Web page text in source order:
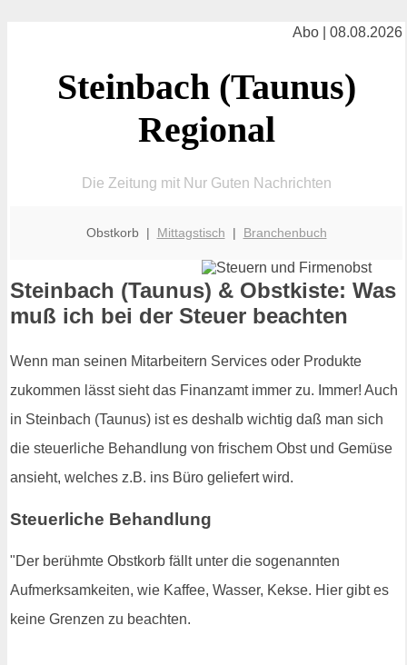
Abo | 08.08.2026
Steinbach (Taunus)
Regional
Die Zeitung mit Nur Guten Nachrichten
Obstkorb | Mittagstisch | Branchenbuch
Steinbach (Taunus) & Obstkiste: Was
muß ich bei der Steuer beachten
Wenn man seinen Mitarbeitern Services oder Produkte
zukommen lässt sieht das Finanzamt immer zu. Immer! Auch
in Steinbach (Taunus) ist es deshalb wichtig daß man sich
die steuerliche Behandlung von frischem Obst und Gemüse
ansieht, welches z.B. ins Büro geliefert wird.
Steuerliche Behandlung
"Der berühmte Obstkorb fällt unter die sogenannten
Aufmerksamkeiten, wie Kaffee, Wasser, Kekse. Hier gibt es
keine Grenzen zu beachten.